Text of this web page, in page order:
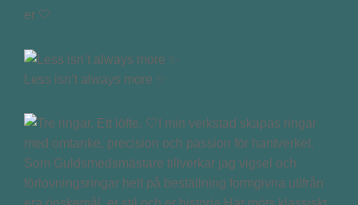
er 🤍
Less isn’t always more ✨